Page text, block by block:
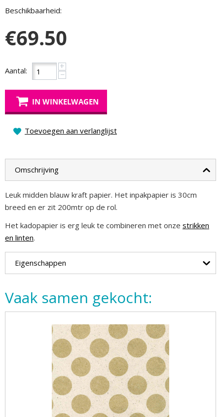
Beschikbaarheid:
€69.50
Aantal: +
−
IN WINKELWAGEN
Toevoegen aan verlanglijst
Omschrijving
Leuk midden blauw kraft papier. Het inpakpapier is 30cm
breed en er zit 200mtr op de rol.
Het kadopapier is erg leuk te combineren met onze strikken
en linten.
Eigenschappen
Vaak samen gekocht: